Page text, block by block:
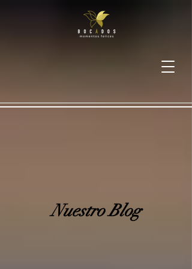
Nuestro Blog